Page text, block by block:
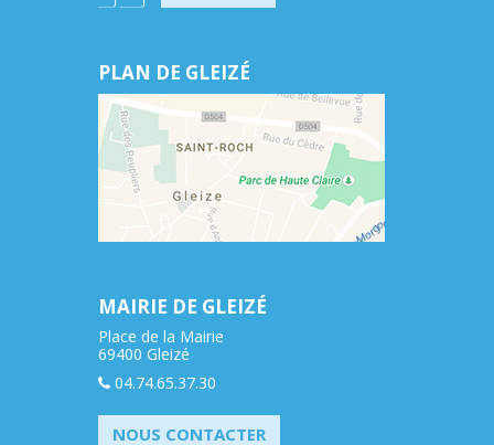
PLAN DE GLEIZÉ
MAIRIE DE GLEIZÉ
Place de la Mairie
69400 Gleizé
04.74.65.37.30
NOUS CONTACTER